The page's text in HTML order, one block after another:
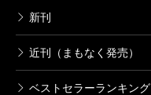
新刊
近刊（まもなく発売）
ベストセラーランキング